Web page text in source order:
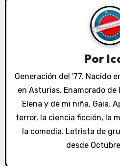
ó
n
d
e
Por
Generación del '77. Nacido
en Asturias. Enamorado de
Elena y de mi niña, Gaia.
terror, la ciencia ficción, la
la comedia. Letrista de
desde
1934 1936 1937
Alba Oliveira
Cai Down
Ficción militar histórica
Grupo Scout Antares